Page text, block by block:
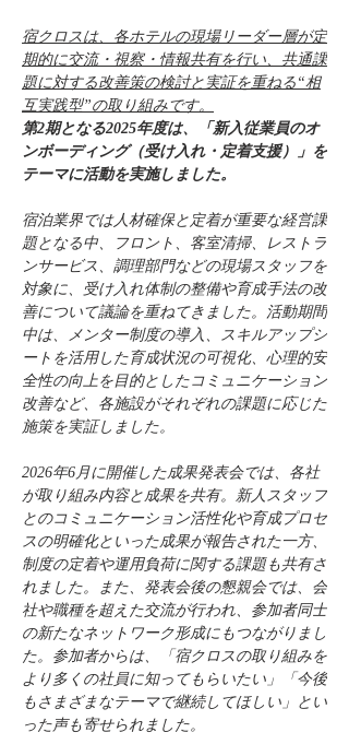
宿クロスは、各ホテルの現場リーダー層が定
期的に交流・視察・情報共有を行い、共通課
題に対する改善策の検討と実証を重ねる“相
互実践型”の取り組みです。
第2期となる2025年度は、「新入従業員のオ
ンボーディング（受け入れ・定着支援）」を
テーマに活動を実施しました。
宿泊業界では人材確保と定着が重要な経営課
題となる中、フロント、客室清掃、レストラ
ンサービス、調理部門などの現場スタッフを
対象に、受け入れ体制の整備や育成手法の改
善について議論を重ねてきました。活動期間
中は、メンター制度の導入、スキルアップシ
ートを活用した育成状況の可視化、心理的安
全性の向上を目的としたコミュニケーション
改善など、各施設がそれぞれの課題に応じた
施策を実証しました。
2026年6月に開催した成果発表会では、各社
が取り組み内容と成果を共有。新人スタッフ
とのコミュニケーション活性化や育成プロセ
スの明確化といった成果が報告された一方、
制度の定着や運用負荷に関する課題も共有さ
れました。また、発表会後の懇親会では、会
社や職種を超えた交流が行われ、参加者同士
の新たなネットワーク形成にもつながりまし
た。参加者からは、「宿クロスの取り組みを
より多くの社員に知ってもらいたい」「今後
もさまざまなテーマで継続してほしい」とい
った声も寄せられました。